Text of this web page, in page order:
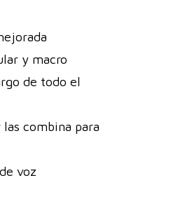
y macro
de todo el
combina para
voz